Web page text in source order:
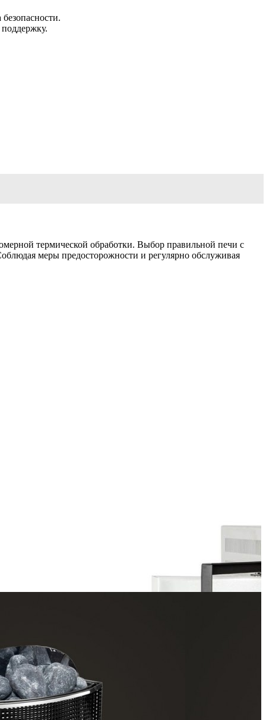
термической обработки. Выбор правильной печи с
меры предосторожности и регулярно обслуживая